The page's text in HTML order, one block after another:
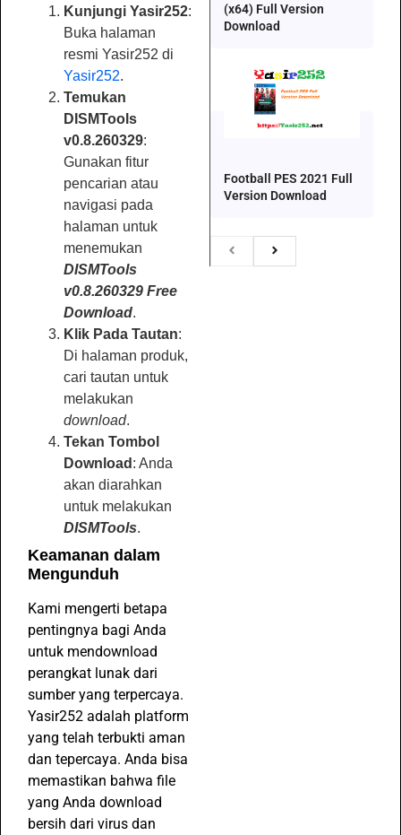
Kunjungi Yasir252:
Buka halaman
resmi Yasir252 di
Yasir252.
Temukan
DISMTools
v0.8.260329:
Gunakan fitur
pencarian atau
navigasi pada
halaman untuk
menemukan
DISMTools
v0.8.260329 Free
Download.
Klik Pada Tautan:
Di halaman produk,
cari tautan untuk
melakukan
download.
Tekan Tombol
Download : Anda
akan diarahkan
untuk melakukan
DISMTools.
Keamanan dalam
Mengunduh
Kami mengerti betapa
pentingnya bagi Anda
untuk mendownload
perangkat lunak dari
sumber yang terpercaya.
Yasir252 adalah platform
yang telah terbukti aman
dan tepercaya. Anda bisa
memastikan bahwa file
yang Anda download
bersih dari virus dan
(x64) Full Version
Download
Football PES 2021 Full
Version Download